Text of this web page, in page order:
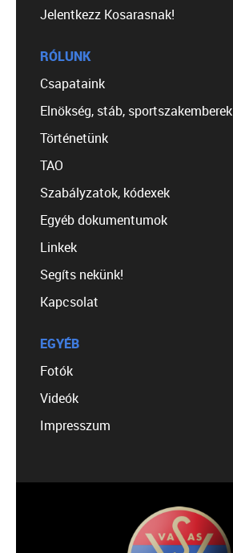
Jelentkezz Kosarasnak!
RÓLUNK
Csapataink
Elnökség, stáb, sportszakemberek
Történetünk
TAO
Szabályzatok, kódexek
Egyéb dokumentumok
Linkek
Segíts nekünk!
Kapcsolat
EGYÉB
Fotók
Videók
Impresszum